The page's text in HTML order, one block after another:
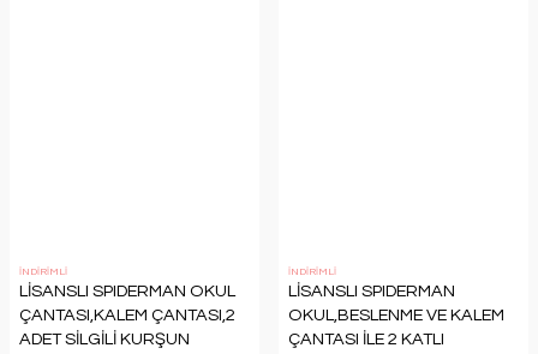
İNDİRİMLİ
LİSANSLI SPIDERMAN OKUL
ÇANTASI,KALEM ÇANTASI,2
ADET SİLGİLİ KURŞUN
İNDİRİMLİ
LİSANSLI SPIDERMAN
OKUL,BESLENME VE KALEM
ÇANTASI İLE 2 KATLI